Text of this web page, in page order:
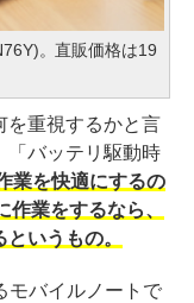
。直販価格は19
重視するかと言
「バッテリ駆動時
業を快適にするの
業をするなら、
いうもの。
バイルノートで